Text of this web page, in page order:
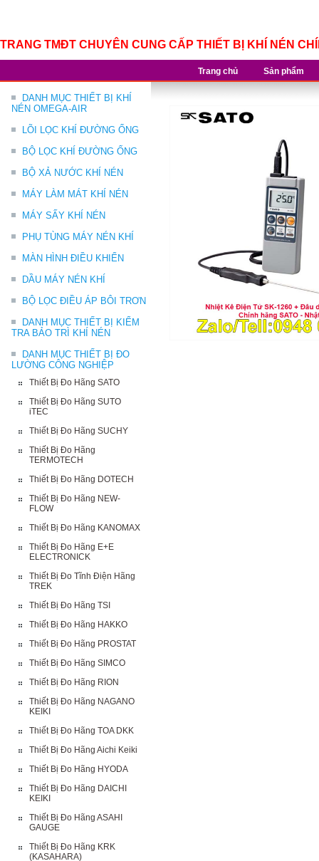
TRANG TMĐT CHUYÊN CUNG CẤP THIẾT BỊ KHÍ NÉN
Trang chủ Sản phẩm
DANH MỤC THIẾT BỊ KHÍ
NÉN OMEGA-AIR
LÕI LỌC KHÍ ĐƯỜNG ỐNG
BỘ LỌC KHÍ ĐƯỜNG ỐNG
BỘ XẢ NƯỚC KHÍ NÉN
MÁY LÀM MÁT KHÍ NÉN
MÁY SẤY KHÍ NÉN
PHỤ TÙNG MÁY NÉN KHÍ
MÀN HÌNH ĐIỀU KHIỂN
DẦU MÁY NÉN KHÍ
BỘ LỌC ĐIỀU ÁP BÔI TRƠN
DANH MỤC THIẾT BỊ KIỂM
TRA BẢO TRÌ KHÍ NÉN
DANH MỤC THIẾT BỊ ĐO
LƯỜNG CÔNG NGHIỆP
Thiết Bị Đo Hãng SATO
Thiết Bị Đo Hãng SUTO
iTEC
Thiết Bị Đo Hãng SUCHY
Thiết Bị Đo Hãng
TERMOTECH
Thiết Bị Đo Hãng DOTECH
Thiết Bị Đo Hãng NEW-
FLOW
Thiết Bị Đo Hãng KANOMAX
Thiết Bị Đo Hãng E+E
ELECTRONICK
Thiết Bị Đo Tĩnh Điện Hãng
TREK
Thiết Bị Đo Hãng TSI
Thiết Bị Đo Hãng HAKKO
Thiết Bị Đo Hãng PROSTAT
Thiết Bị Đo Hãng SIMCO
Thiết Bị Đo Hãng RION
Thiết Bị Đo Hãng NAGANO
KEIKI
Thiết Bị Đo Hãng TOA DKK
Thiết Bị Đo Hãng Aichi Keiki
Thiết Bị Đo Hãng HYODA
Thiết Bị Đo Hãng DAICHI
KEIKI
Thiết Bị Đo Hãng ASAHI
GAUGE
Thiết Bị Đo Hãng KRK
(KASAHARA)